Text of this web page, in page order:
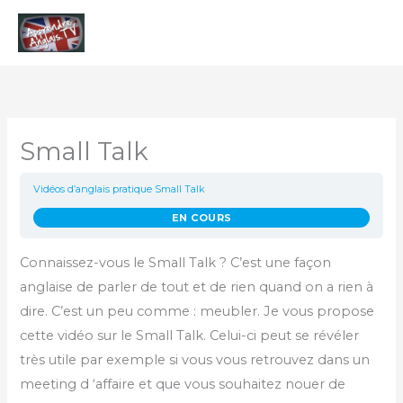
Aller
Small Talk
Vidéos d’anglais pratique Small Talk
EN COURS
Connaissez-vous le Small Talk ? C’est une façon
anglaise de parler de tout et de rien quand on a rien à
dire. C’est un peu comme : meubler. Je vous propose
cette vidéo sur le Small Talk. Celui-ci peut se révéler
très utile par exemple si vous vous retrouvez dans un
meeting d ‘affaire et que vous souhaitez nouer de